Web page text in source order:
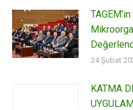
24 Şubat
KATMA